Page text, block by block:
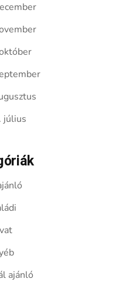
július
ajánló